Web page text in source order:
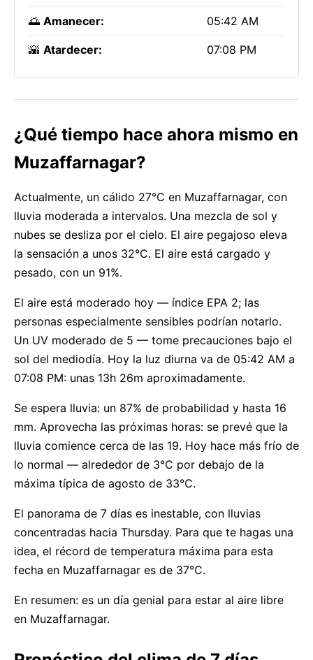
🌅 Amanecer: 05:42 AM
🌇 Atardecer: 07:08 PM
¿Qué tiempo hace ahora mismo en
Muzaffarnagar?
Actualmente, un cálido 27°C en Muzaffarnagar, con
lluvia moderada a intervalos. Una mezcla de sol y
nubes se desliza por el cielo. El aire pegajoso eleva
la sensación a unos 32°C. El aire está cargado y
pesado, con un 91%.
El aire está moderado hoy — índice EPA 2; las
personas especialmente sensibles podrían notarlo.
Un UV moderado de 5 — tome precauciones bajo el
sol del mediodía. Hoy la luz diurna va de 05:42 AM a
07:08 PM: unas 13h 26m aproximadamente.
Se espera lluvia: un 87% de probabilidad y hasta 16
mm. Aprovecha las próximas horas: se prevé que la
lluvia comience cerca de las 19. Hoy hace más frío de
lo normal — alrededor de 3°C por debajo de la
máxima típica de agosto de 33°C.
El panorama de 7 días es inestable, con lluvias
concentradas hacia Thursday. Para que te hagas una
idea, el récord de temperatura máxima para esta
fecha en Muzaffarnagar es de 37°C.
En resumen: es un día genial para estar al aire libre
en Muzaffarnagar.